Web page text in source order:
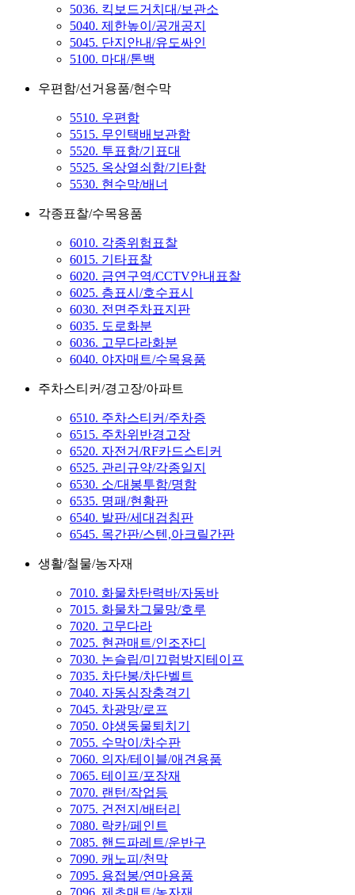
5036. 킥보드거치대/보관소
5040. 제한높이/공개공지
5045. 단지안내/유도싸인
5100. 마대/톤백
우편함/선거용품/현수막
5510. 우편함
5515. 무인택배보관함
5520. 투표함/기표대
5525. 옥상열쇠함/기타함
5530. 현수막/배너
각종표찰/수목용품
6010. 각종위험표찰
6015. 기타표찰
6020. 금연구역/CCTV안내표찰
6025. 층표시/호수표시
6030. 전면주차표지판
6035. 도로화분
6036. 고무다라화분
6040. 야자매트/수목용품
주차스티커/경고장/아파트
6510. 주차스티커/주차증
6515. 주차위반경고장
6520. 자전거/RF카드스티커
6525. 관리규약/각종일지
6530. 소/대봉투함/명함
6535. 명패/현황판
6540. 발판/세대검침판
6545. 목간판/스텐,아크릴간판
생활/철물/농자재
7010. 화물차탄력바/자동바
7015. 화물차그물망/호루
7020. 고무다라
7025. 현관매트/인조잔디
7030. 논슬립/미끄럼방지테이프
7035. 차단봉/차단벨트
7040. 자동심장충격기
7045. 차광망/로프
7050. 야생동물퇴치기
7055. 수막이/차수판
7060. 의자/테이블/애견용품
7065. 테이프/포장재
7070. 랜턴/작업등
7075. 건전지/배터리
7080. 락카/페인트
7085. 핸드파레트/운반구
7090. 캐노피/천막
7095. 용접봉/연마용품
7096. 제초매트/농자재